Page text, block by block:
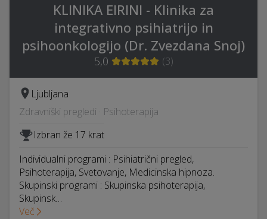
KLINIKA EIRINI - Klinika za
integrativno psihiatrijo in
psihoonkologijo (Dr. Zvezdana Snoj)
5,0 (3)
Ljubljana
Zdravniški pregledi · Psihoterapija
Izbran že 17 krat
Individualni programi : Psihiatrični pregled,
Psihoterapija, Svetovanje, Medicinska hipnoza.
Skupinski programi : Skupinska psihoterapija,
Skupinsk…
Več